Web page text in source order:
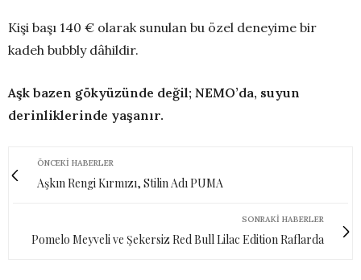
Kişi başı 140 € olarak sunulan bu özel deneyime bir
kadeh bubbly dâhildir.
Aşk bazen gökyüzünde değil; NEMO’da, suyun
derinliklerinde yaşanır.
ÖNCEKI HABERLER
Aşkın Rengi Kırmızı, Stilin Adı PUMA
SONRAKI HABERLER
Pomelo Meyveli ve Şekersiz Red Bull Lilac Edition Raflarda